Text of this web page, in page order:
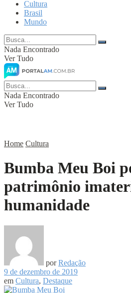
Cultura
Brasil
Mundo
Nada Encontrado
Ver Tudo
Nada Encontrado
Ver Tudo
Home Cultura
Bumba Meu Boi
patrimônio
humanidade
por Redação
9 de dezembro de 2019
em Cultura, Destaque